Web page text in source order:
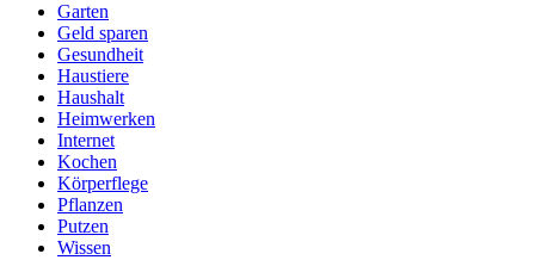
Garten
Geld sparen
Gesundheit
Haustiere
Haushalt
Heimwerken
Internet
Kochen
Körperflege
Pflanzen
Putzen
Wissen